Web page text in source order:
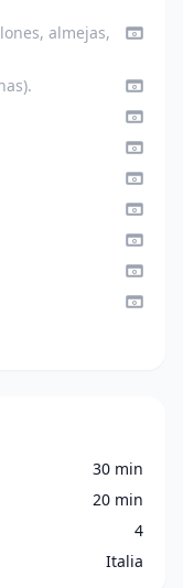
almejas,
30 min
20 min
4
Italia